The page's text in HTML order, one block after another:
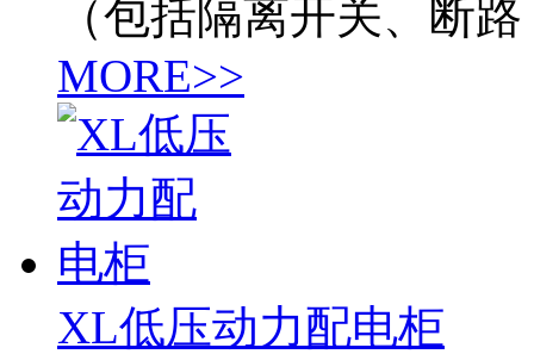
（包括隔离开关、断路
MORE>>
XL低压动力配电柜